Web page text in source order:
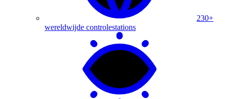
230+
wereldwijde controlestations